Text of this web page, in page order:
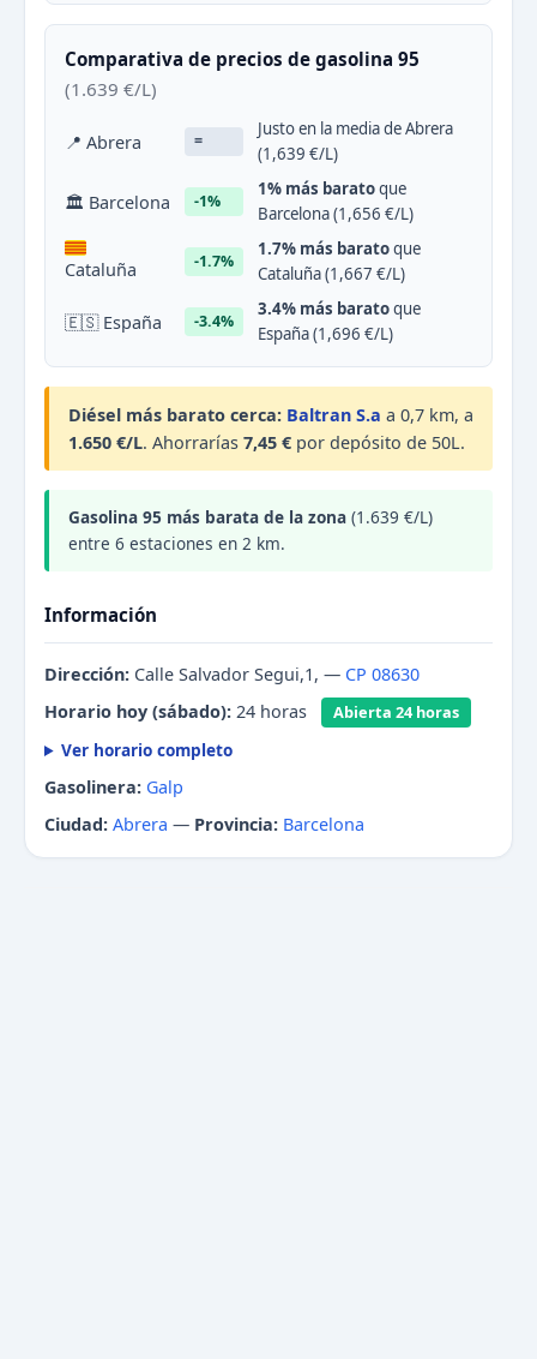
Comparativa de precios de gasolina 95
(1.639 €/L)
📍 Abrera =
Justo en la media de Abrera
(1,639 €/L)
🏛 Barcelona -1%
1% más baratoque
Barcelona (1,656 €/L)
Cataluña -1.7%
1.7% más baratoque
Cataluña (1,667 €/L)
🇪🇸 España -3.4%
3.4% más baratoque
España (1,696 €/L)
Diésel más barato cerca: Baltran S.a a 0,7 km, a
1.650 €/L. Ahorrarías 7,45 € por depósito de 50L.
Gasolina 95 más barata de la zona (1.639 €/L)
entre 6 estaciones en 2 km.
Información
Dirección: Calle Salvador Segui,1, — CP 08630
Horario hoy (sábado): 24 horas Abierta 24 horas
Ver horario completo
Gasolinera: Galp
Ciudad: Abrera — Provincia: Barcelona